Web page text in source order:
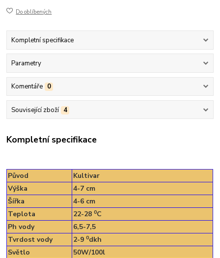
Do oblíbených
Kompletní specifikace
Parametry
Komentáře 0
Související zboží 4
Kompletní specifikace
Původ
Kultivar
Výška
4-7 cm
Šířka
4-6 cm
Teplota
22-280C
Ph vody
6,5-7,5
Tvrdost vody
2-90dkh
Světlo
50W/100l